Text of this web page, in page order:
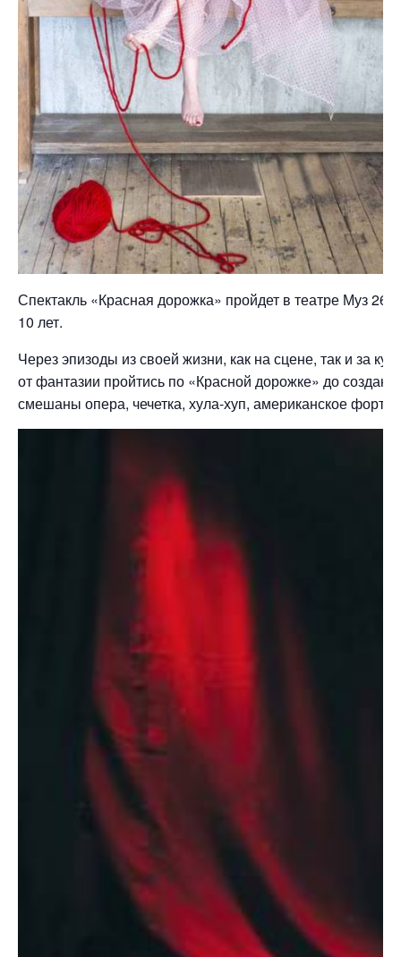
Спектакль «Красная дорожка» пройдет в театре Муз
10 лет.
Через эпизоды из своей жизни, как на сцене, так и за
от фантазии пройтись по «Красной дорожке» до
смешаны опера, чечетка, хула-хуп, американское